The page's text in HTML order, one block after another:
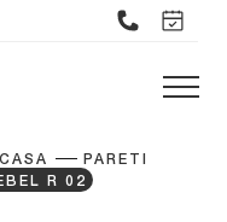
PARETI
R 02